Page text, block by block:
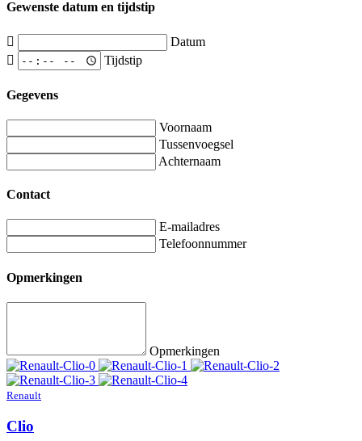
Gewenste datum en tijdstip
Datum
Tijdstip
Gegevens
Voornaam
Tussenvoegsel
Achternaam
Contact
E-mailadres
Telefoonnummer
Opmerkingen
Opmerkingen
Renault
Clio